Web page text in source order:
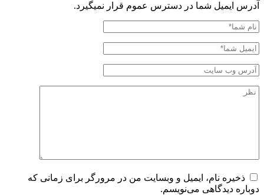
آدرس ایمیل شما در دسترس عموم قرار نمیگیرد.
ذخیره نام، ایمیل و وبسایت من در مرورگر برای زمانی که
دوباره دیدگاهی می‌نویسم.